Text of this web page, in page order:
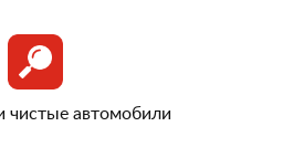
автомобили